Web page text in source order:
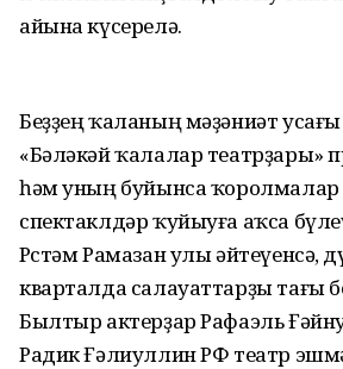
айына күсерелә.
Беҙҙең ҡаланың мәҙәниәт
«Бәләкәй ҡалалар театрҙары»
һәм уның буйынса
спектаклдәр ҡуйыуға аҡса
Рөстәм Рамазан улы әйтеүенсә,
кварталда салауаттарҙы тағы
Былтыр актерҙар Рафаэль
Радик Ғәлиуллин РФ театр